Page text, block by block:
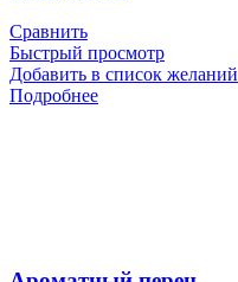
Сравнить
Быстрый просмотр
Добавить в список желаний
Подробнее